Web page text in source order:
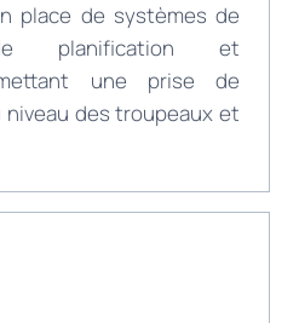
place de systèmes de
planification et
une prise de
des troupeaux et